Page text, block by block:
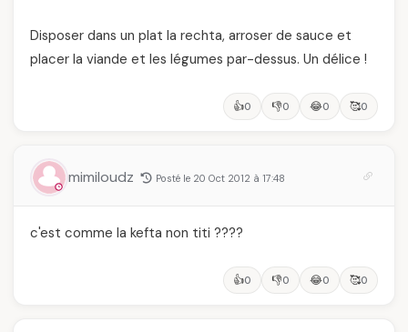
Disposer dans un plat la rechta, arroser de sauce et
placer la viande et les légumes par-dessus. Un délice !
👍0 👎0 😂0 🥰0
mimiloudz Posté le 20 Oct 2012 à 17:48
c'est comme la kefta non titi ????
👍0 👎0 😂0 🥰0